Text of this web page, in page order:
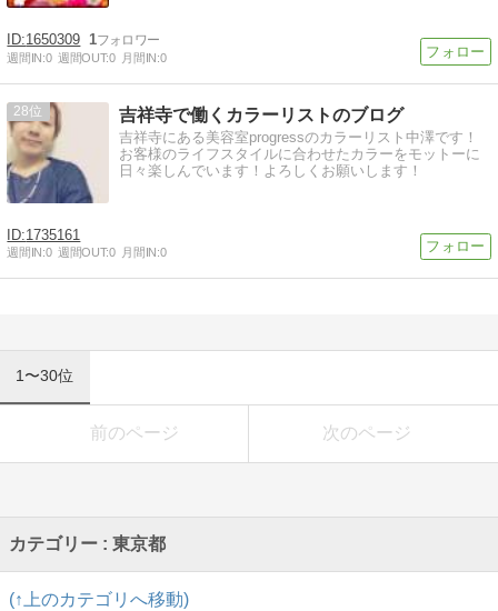
1650309 1
週間IN:0 週間OUT:0 月間IN:0
28 吉祥寺で働くカラーリストのブログ
吉祥寺にある美容室progressのカラーリスト中澤です！
お客様のライフスタイルに合わせたカラーをモットーに
日々楽しんでいます！よろしくお願いします！
1735161
週間IN:0 週間OUT:0 月間IN:0
1〜30位
前のページ 次のページ
カテゴリー : 東京都
(↑上のカテゴリへ移動)